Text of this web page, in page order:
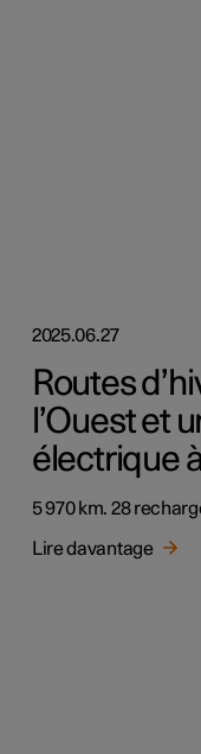
2025.06.27
Routes
l’Ouest et
électrique
5 970 km. 28
Lire davantage